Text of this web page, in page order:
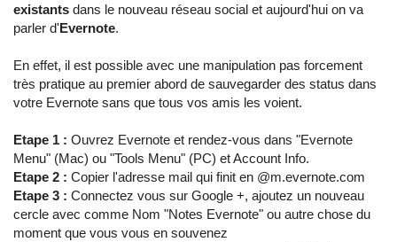
existants dans le nouveau réseau social et aujourd'hui on va
parler d'Evernote.
En effet, il est possible avec une manipulation pas forcement
très pratique au premier abord de sauvegarder des status dans
votre Evernote sans que tous vos amis les voient.
Etape 1 : Ouvrez Evernote et rendez-vous dans "Evernote
Menu" (Mac) ou "Tools Menu" (PC) et Account Info.
Etape 2 : Copier l'adresse mail qui finit en @m.evernote.com
Etape 3 : Connectez vous sur Google +, ajoutez un nouveau
cercle avec comme Nom "Notes Evernote" ou autre chose du
moment que vous vous en souvenez